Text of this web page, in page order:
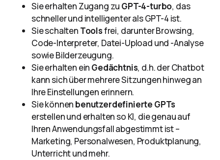
Sie erhalten Zugang zu GPT-4-turbo, das
schneller und intelligenter als GPT-4 ist.
Sie schalten Toolsfrei, darunter Browsing,
Code-Interpreter, Datei-Upload und -Analyse
sowie Bilderzeugung.
Sie erhalten ein Gedächtnis, d.h. der Chatbot
kann sich über mehrere Sitzungen hinweg an
Ihre Einstellungen erinnern.
Sie können benutzerdefinierte GPTs
erstellen und erhalten so KI, die genau auf
Ihren Anwendungsfall abgestimmt ist –
Marketing, Personalwesen, Produktplanung,
Unterricht und mehr.